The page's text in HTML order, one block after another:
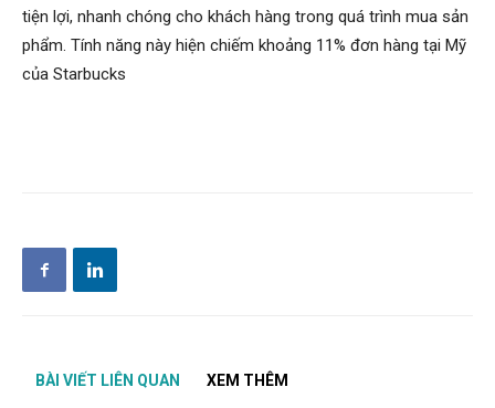
tiện lợi, nhanh chóng cho khách hàng trong quá trình mua sản
phẩm. Tính năng này hiện chiếm khoảng 11% đơn hàng tại Mỹ
của Starbucks
BÀI VIẾT LIÊN QUAN XEM THÊM